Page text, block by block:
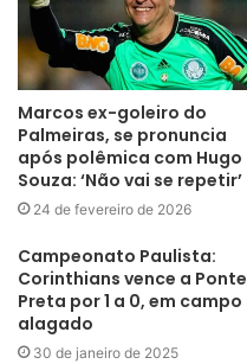
Marcos ex-goleiro do
Palmeiras, se pronuncia
após polêmica com Hugo
Souza: ‘Não vai se repetir’
24 de fevereiro de 2026
Campeonato Paulista:
Corinthians vence a Ponte
Preta por 1 a 0, em campo
alagado
30 de janeiro de 2025